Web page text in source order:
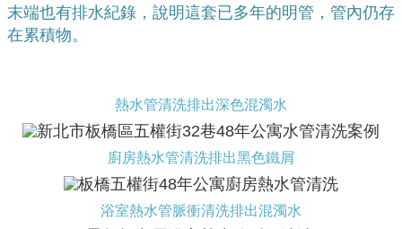
末端也有排水紀錄，說明這套已多年的明管，管內仍存
在累積物。
熱水管清洗排出深色混濁水
廚房熱水管清洗排出黑色鐵屑
浴室熱水管脈衝清洗排出混濁水